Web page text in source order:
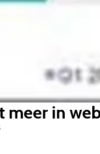
meer in